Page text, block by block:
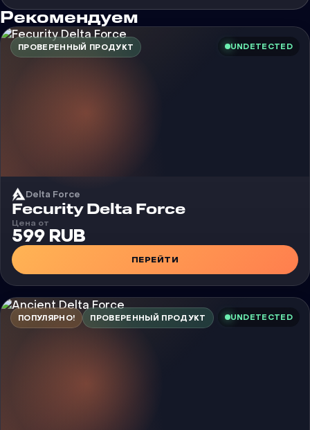
Рекомендуем
ПРОВЕРЕННЫЙ ПРОДУКТ UNDETECTED
Delta Force
Чит
Fecurity Delta Force
Цена от
599 RUB
ПЕРЕЙТИ
ПОПУЛЯРНО! ПРОВЕРЕННЫЙ ПРОДУКТ UNDETECTED